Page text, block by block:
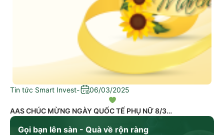
Gọi bạn lên sàn - Quà về rộn ràng
Tin tức Smart Invest- 06/03/2025
AAS CHÚC MỪNG NGÀY QUỐC TẾ PHỤ NỮ 8/3